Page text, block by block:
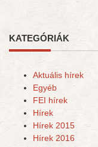
KATEGÓRIÁK
Aktuális hírek
Egyéb
FEI hírek
Hírek
Hírek 2015
Hírek 2016